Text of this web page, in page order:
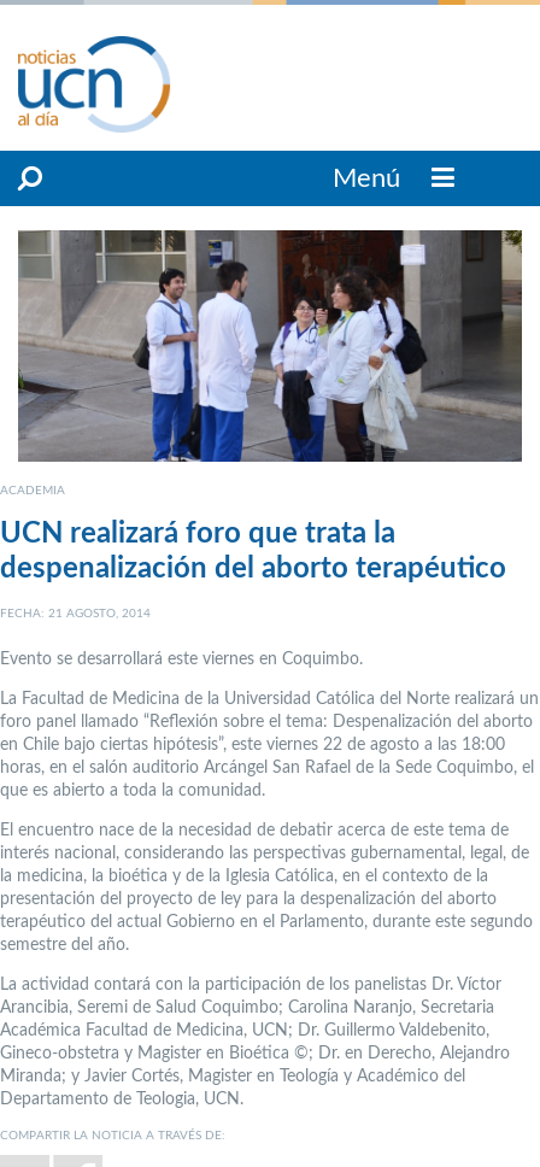
Menú
ACADEMIA
UCN realizará foro que trata la
despenalización del aborto terapéutico
FECHA: 21 AGOSTO, 2014
Evento se desarrollará este viernes en Coquimbo.
La Facultad de Medicina de la Universidad Católica del Norte realizará un
foro panel llamado “Reflexión sobre el tema: Despenalización del aborto
en Chile bajo ciertas hipótesis”, este viernes 22 de agosto a las 18:00
horas, en el salón auditorio Arcángel San Rafael de la Sede Coquimbo, el
que es abierto a toda la comunidad.
El encuentro nace de la necesidad de debatir acerca de este tema de
interés nacional, considerando las perspectivas gubernamental, legal, de
la medicina, la bioética y de la Iglesia Católica, en el contexto de la
presentación del proyecto de ley para la despenalización del aborto
terapéutico del actual Gobierno en el Parlamento, durante este segundo
semestre del año.
La actividad contará con la participación de los panelistas Dr. Víctor
Arancibia, Seremi de Salud Coquimbo; Carolina Naranjo, Secretaria
Académica Facultad de Medicina, UCN; Dr. Guillermo Valdebenito,
Gineco-obstetra y Magister en Bioética ©; Dr. en Derecho, Alejandro
Miranda; y Javier Cortés, Magister en Teología y Académico del
Departamento de Teologia, UCN.
COMPARTIR LA NOTICIA A TRAVÉS DE: